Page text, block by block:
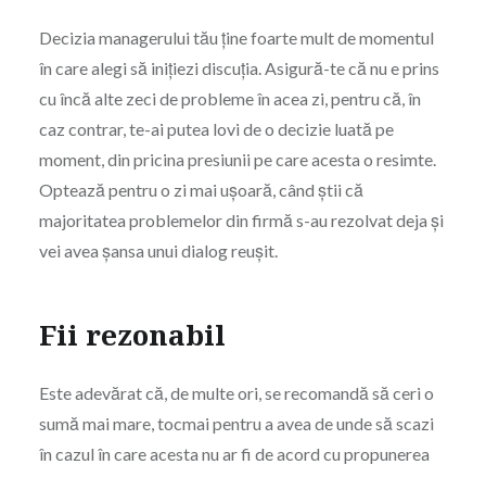
Decizia managerului tău ține foarte mult de momentul
în care alegi să inițiezi discuția. Asigură-te că nu e prins
cu încă alte zeci de probleme în acea zi, pentru că, în
caz contrar, te-ai putea lovi de o decizie luată pe
moment, din pricina presiunii pe care acesta o resimte.
Optează pentru o zi mai ușoară, când știi că
majoritatea problemelor din firmă s-au rezolvat deja și
vei avea șansa unui dialog reușit.
Fii rezonabil
Este adevărat că, de multe ori, se recomandă să ceri o
sumă mai mare, tocmai pentru a avea de unde să scazi
în cazul în care acesta nu ar fi de acord cu propunerea